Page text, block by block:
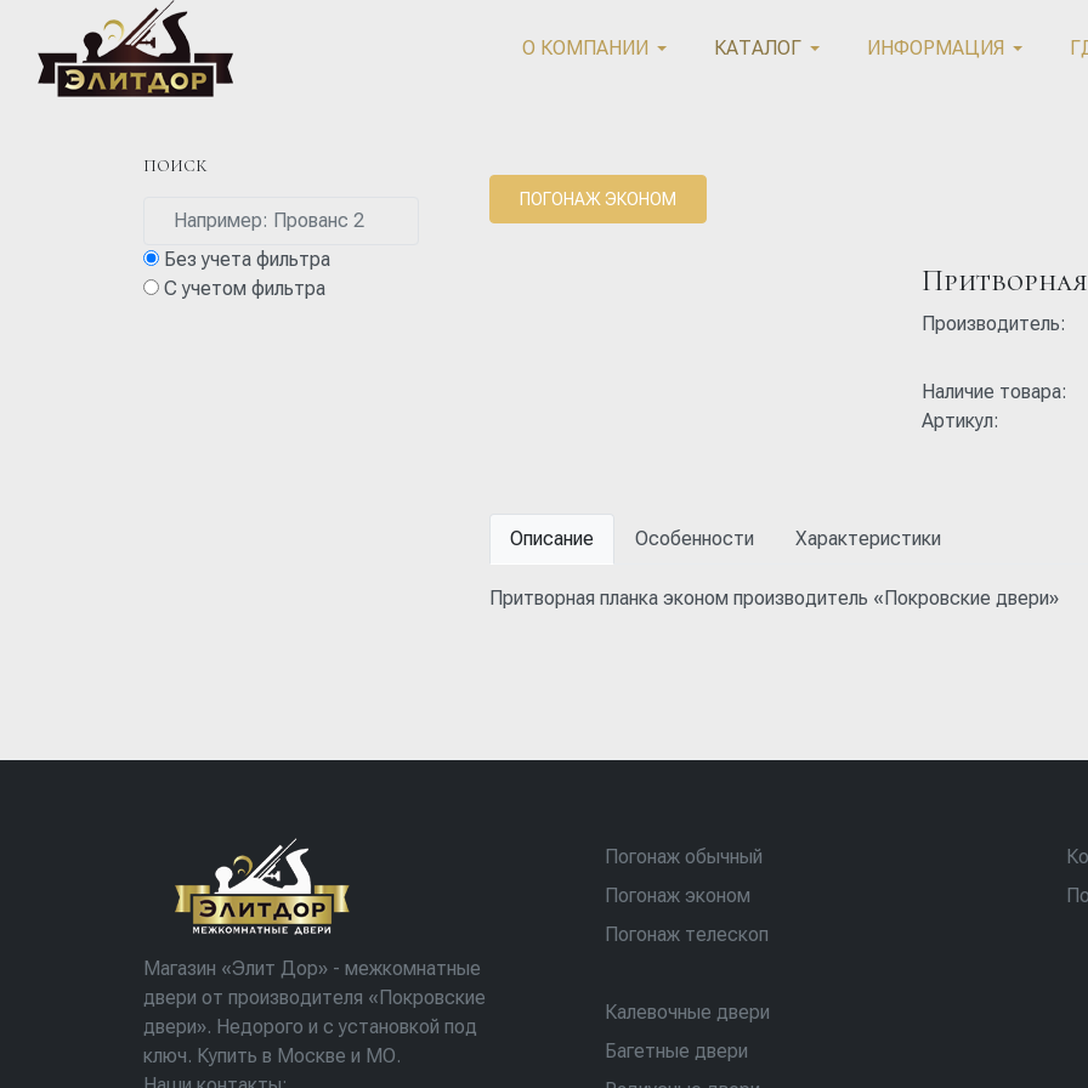
О КОМПАНИИ КАТАЛОГ ИНФОРМАЦИЯ
ПОГОНАЖ ЭКОНОМ
Производитель:
Наличие товара:
Артикул:
Описание Особенности Характеристики
Притворная планка эконом производитель «Покровские двери»
ПОИСК
Без учета фильтра
С учетом фильтра
Магазин «Элит Дор» - межкомнатные
двери от производителя «Покровские
двери». Недорого и с установкой под
ключ. Купить в Москве и МО.
Погонаж обычный
Погонаж эконом
Погонаж телескоп
Калевочные двери
Багетные двери